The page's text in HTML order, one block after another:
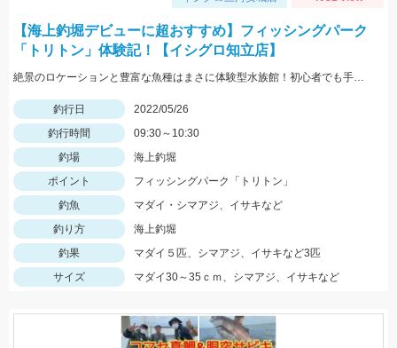
【海上釣堀デビューに超おすすめ】フィッシングパーク
「トリトン」体験記！【イシグロ知立店】
絶景のロケーションと豊富な魚種はまさに体験型水族館！初心者でも手軽に釣れますよ！
釣行日
2022/05/26
釣行時間
09:30～10:30
釣場
海上釣堀
ポイント
フィッシングパーク「トリトン」
釣魚
マダイ・シマアジ、イサキなど
釣り方
海上釣堀
釣果
マダイ５匹、シマアジ、イサキなど3匹
サイズ
マダイ30～35ｃｍ、シマアジ、イサキなど